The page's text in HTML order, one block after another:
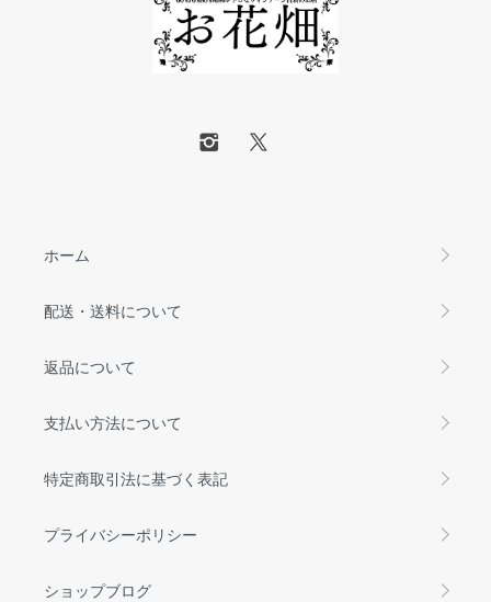
ホーム
配送・送料について
返品について
支払い方法について
特定商取引法に基づく表記
プライバシーポリシー
ショップブログ